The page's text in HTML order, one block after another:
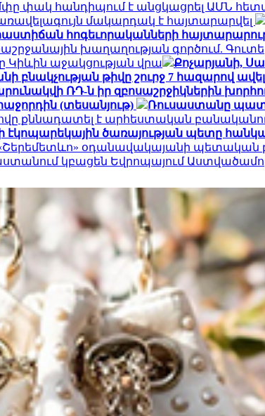
փակ հանդիպում է անցկացրել ԱՄՆ
մակարդակ է հայտարարվել
հոգեւորականների
խաղաղության գործում.
Կիևին աջակցության վրա
Քոչարյանի,
բնակչության թիվը շուրջ 7 հազարով
ՌԴ-ն իր զբոսաշրջիկներին
(տեսանյութ)
Ռուսաստանը
քննադատել է արհեստական
ծառայության պետը
«Շերեմետևո» օդանավակայանի
կբացեն Եվրոպայում